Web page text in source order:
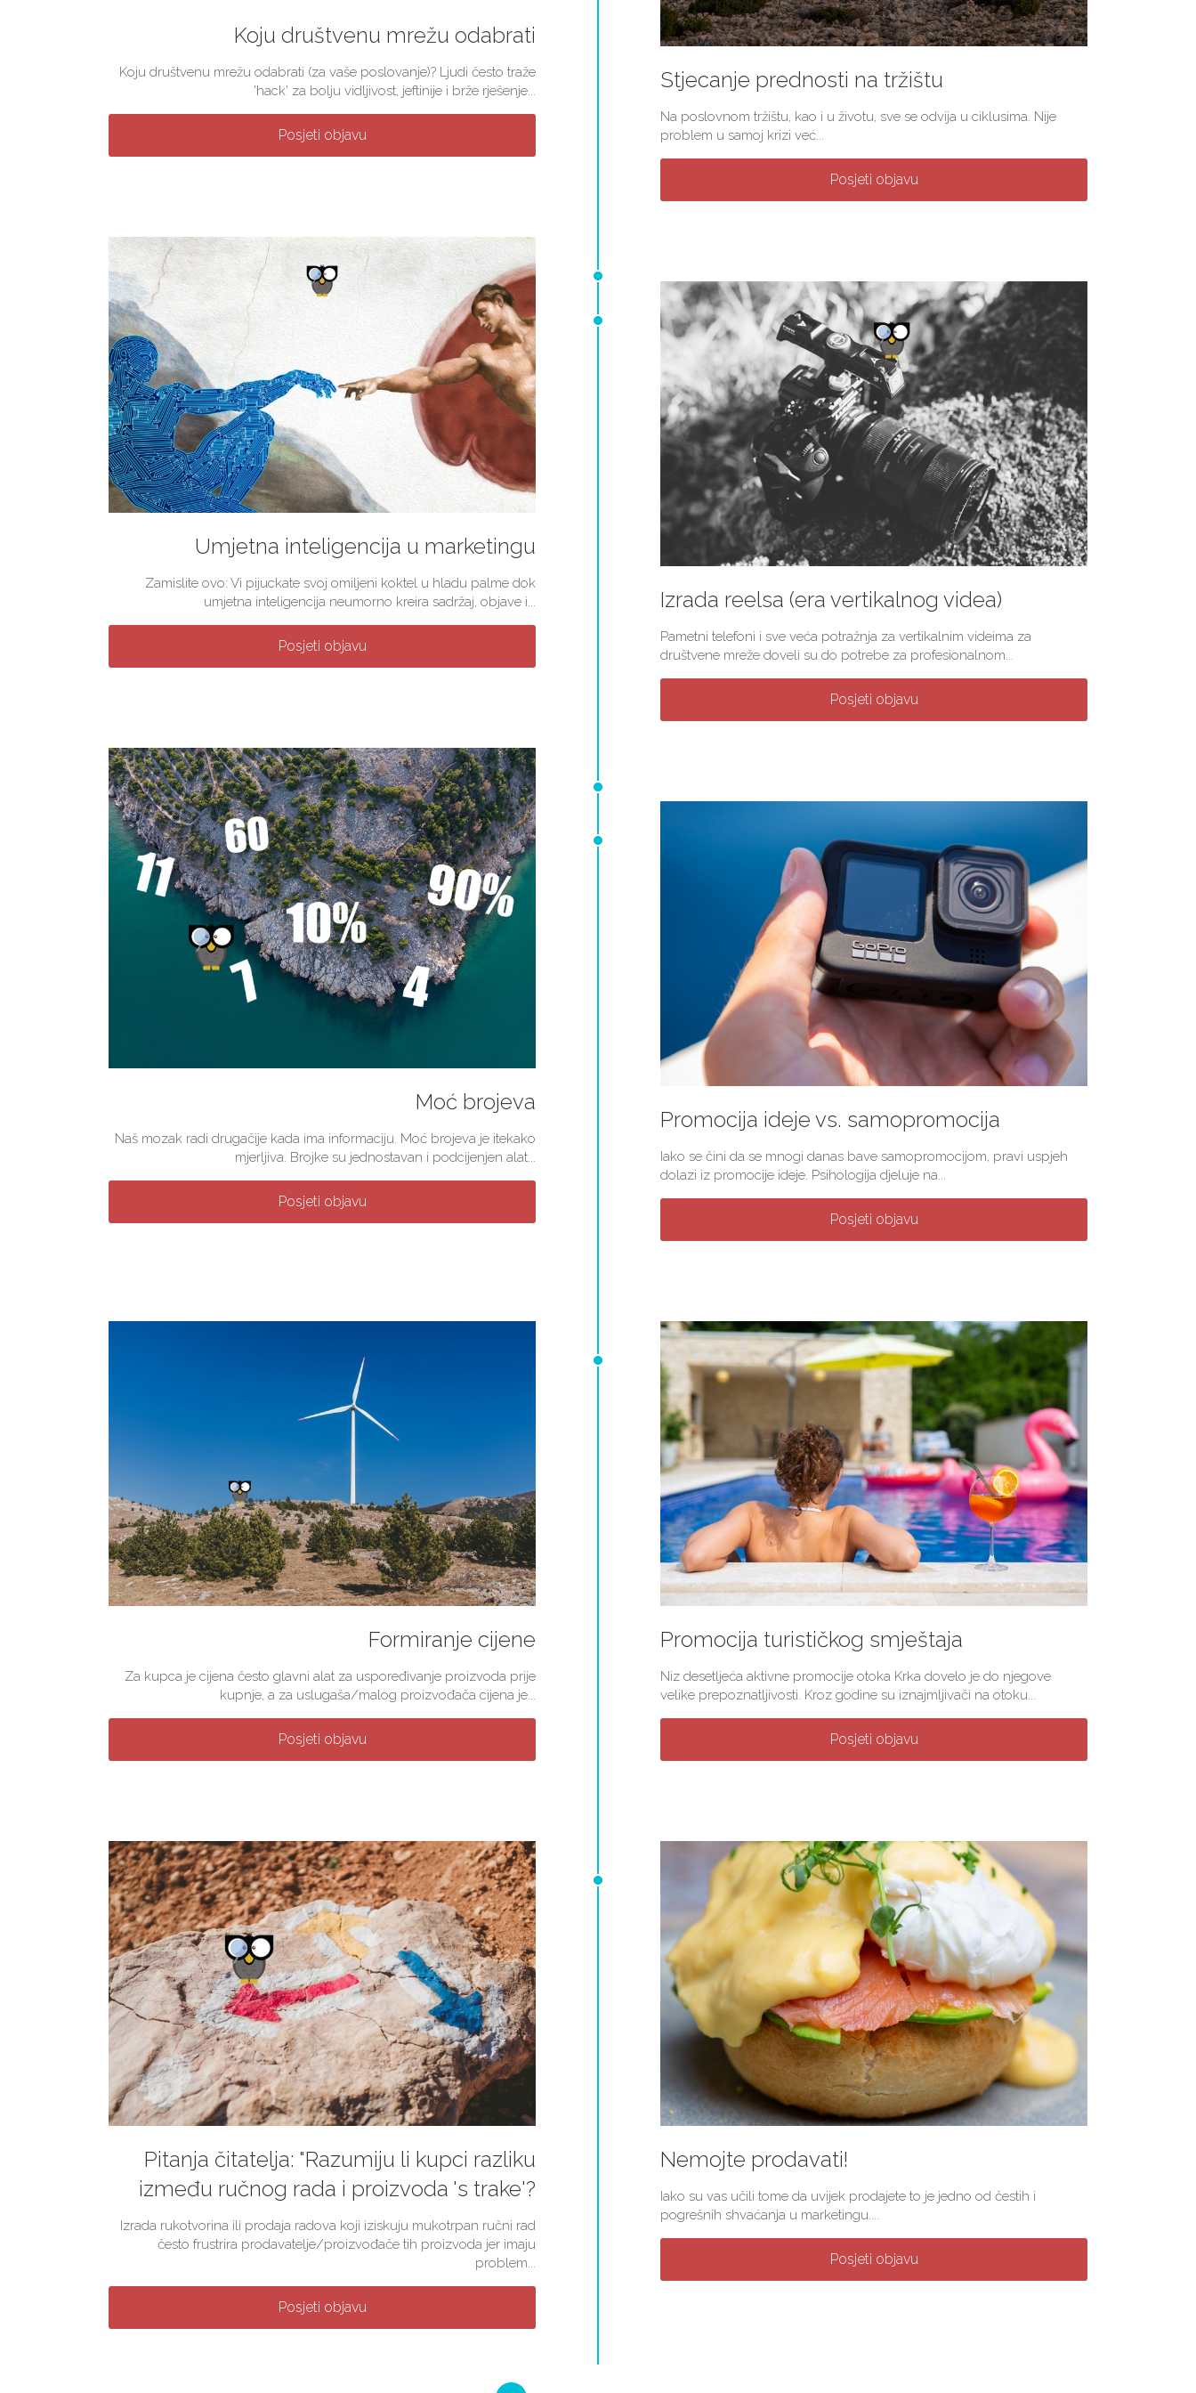
Koju društvenu mrežu odabrati
Koju društvenu mrežu odabrati (za vaše poslovanje)? Ljudi često traže
'hack' za bolju vidljivost, jeftinije i brže rješenje...
Posjeti objavu
Stjecanje prednosti na tržištu
Na poslovnom tržištu, kao i u životu, sve se odvija u ciklusima. Nije
problem u samoj krizi već...
Posjeti objavu
Umjetna inteligencija u marketingu
Zamislite ovo: Vi pijuckate svoj omiljeni koktel u hladu palme dok
umjetna inteligencija neumorno kreira sadržaj, objave i...
Posjeti objavu
Izrada reelsa (era vertikalnog videa)
Pametni telefoni i sve veća potražnja za vertikalnim videima za
društvene mreže doveli su do potrebe za profesionalnom...
Posjeti objavu
Moć brojeva
Naš mozak radi drugačije kada ima informaciju. Moć brojeva je itekako
mjerljiva. Brojke su jednostavan i podcijenjen alat...
Posjeti objavu
Promocija ideje vs. samopromocija
Iako se čini da se mnogi danas bave samopromocijom, pravi uspjeh
dolazi iz promocije ideje. Psihologija djeluje na...
Posjeti objavu
Promocija turističkog smještaja
Niz desetljeća aktivne promocije otoka Krka dovelo je do njegove
velike prepoznatljivosti. Kroz godine su iznajmljivači na otoku...
Posjeti objavu
Formiranje cijene
Za kupca je cijena često glavni alat za uspoređivanje proizvoda prije
kupnje, a za uslugaša/malog proizvođača cijena je...
Posjeti objavu
Nemojte prodavati!
Iako su vas učili tome da uvijek prodajete to je jedno od čestih i
pogrešnih shvaćanja u marketingu....
Posjeti objavu
Pitanja čitatelja: "Razumiju li kupci razliku
između ručnog rada i proizvoda 's trake'?
Izrada rukotvorina ili prodaja radova koji iziskuju mukotrpan ručni rad
često frustrira prodavatelje/proizvođače tih proizvoda jer imaju
problem...
Posjeti objavu